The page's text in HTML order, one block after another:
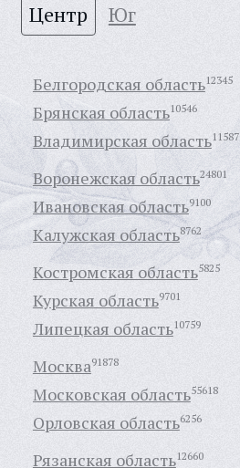
Центр
Юг
Белгородская область12345
Брянская область10546
Владимирская область11587
Воронежская область24801
Ивановская область9100
Калужская область8762
Костромская область5825
Курская область9701
Липецкая область10759
Москва91878
Московская область55618
Орловская область6256
Рязанская область12660